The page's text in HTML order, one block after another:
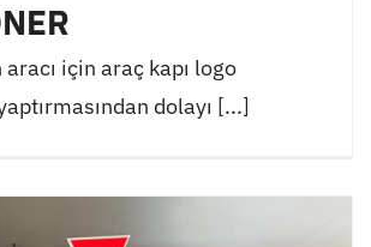
için araç kapı logo
dolayı [...]